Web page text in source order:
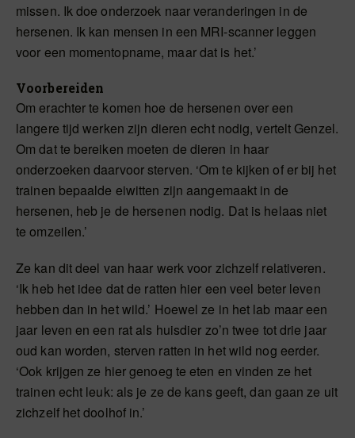
missen. Ik doe onderzoek naar veranderingen in de
hersenen. Ik kan mensen in een MRI-scanner leggen
voor een momentopname, maar dat is het.’
Voorbereiden
Om erachter te komen hoe de hersenen over een
langere tijd werken zijn dieren echt nodig, vertelt Genzel.
Om dat te bereiken moeten de dieren in haar
onderzoeken daarvoor sterven. ‘Om te kijken of er bij het
trainen bepaalde eiwitten zijn aangemaakt in de
hersenen, heb je de hersenen nodig. Dat is helaas niet
te omzeilen.’
Ze kan dit deel van haar werk voor zichzelf relativeren.
‘Ik heb het idee dat de ratten hier een veel beter leven
hebben dan in het wild.’ Hoewel ze in het lab maar een
jaar leven en een rat als huisdier zo’n twee tot drie jaar
oud kan worden, sterven ratten in het wild nog eerder.
‘Ook krijgen ze hier genoeg te eten en vinden ze het
trainen echt leuk: als je ze de kans geeft, dan gaan ze uit
zichzelf het doolhof in.’